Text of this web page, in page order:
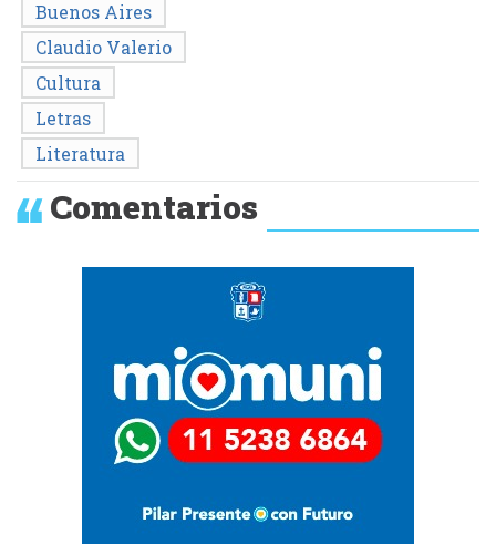
Buenos Aires
Claudio Valerio
Cultura
Letras
Literatura
Comentarios